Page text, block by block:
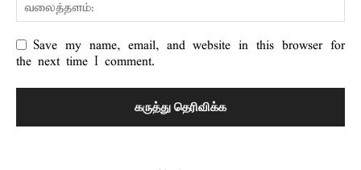
Save my name, email, and website in this browser for
the next time I comment.